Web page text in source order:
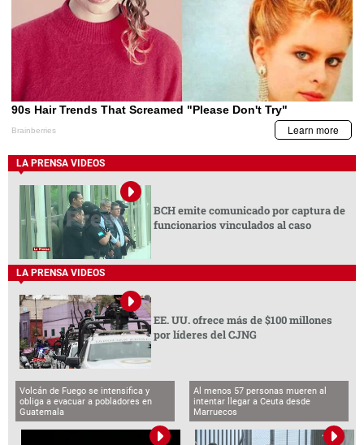
LA PRENSA VIDEOS
BCH emite comunicado por captura de
funcionarios vinculados al caso
LA PRENSA VIDEOS
EE. UU. ofrece más de $100 millones
por líderes del CJNG
Volcán de Fuego se intensifica y
obliga a evacuar a pobladores en
Guatemala
Al menos 57 personas mueren al
intentar llegar a Ceuta desde
Marruecos